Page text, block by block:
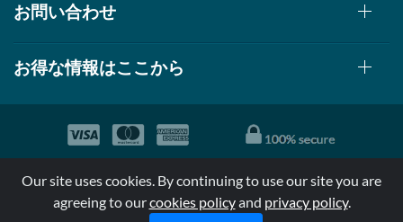
お問い合わせ
お得な情報はここから
*特定商品についての効果効能は米国食品医療局により評価されて
おらず病気の診断、治療、治癒又は予防する事を承認されていま
Our site uses cookies. By continuing to use our site you are
agreeing to ourcookies policyand privacy policy.